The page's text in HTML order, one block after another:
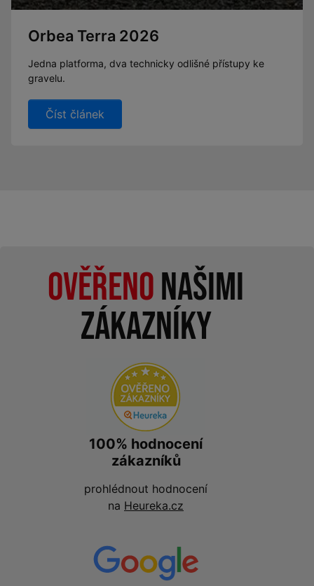
Orbea Terra 2026
Jedna platforma, dva technicky odlišné přístupy ke
gravelu.
Číst článek
Ověřenonašimi
zákazníky
100% hodnocení
zákazníků
prohlédnout hodnocení
na Heureka.cz